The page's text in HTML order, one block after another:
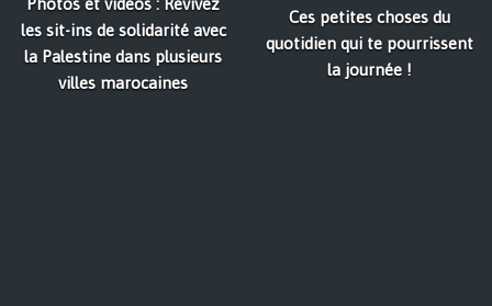
les sit-ins de solidarité avec
la Palestine dans plusieurs
villes marocaines
Ces petites choses du
quotidien qui te pourrissent
la journée !